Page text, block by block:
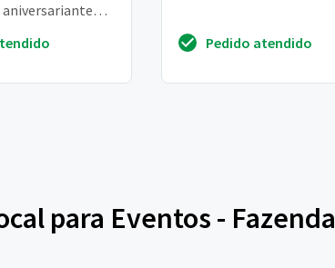
aniversariante
Pedido atendido
para Eventos - Fazenda